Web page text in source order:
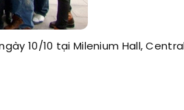
10/10 tại Milenium Hall, Central